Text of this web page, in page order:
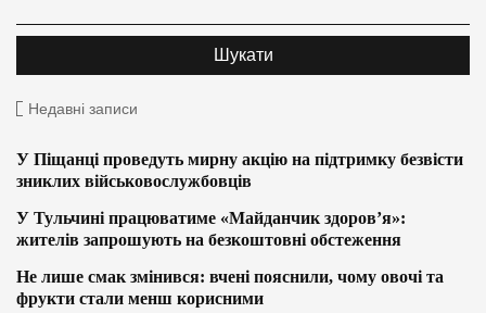
Недавні записи
У Піщанці проведуть мирну акцію на підтримку безвісти
зниклих військовослужбовців
У Тульчині працюватиме «Майданчик здоров’я»:
жителів запрошують на безкоштовні обстеження
Не лише смак змінився: вчені пояснили, чому овочі та
фрукти стали менш корисними